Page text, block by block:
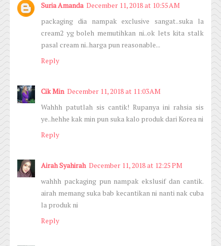
Suria Amanda December 11, 2018 at 10:55 AM
packaging dia nampak exclusive sangat..suka la
cream2 yg boleh memutihkan ni..ok lets kita stalk
pasal cream ni..harga pun reasonable...
Reply
Cik Min December 11, 2018 at 11:03 AM
Wahhh patutlah sis cantik! Rupanya ini rahsia sis
ye..hehhe kak min pun suka kalo produk dari Korea ni
Reply
Airah Syahirah December 11, 2018 at 12:25 PM
wahhh packaging pun nampak ekslusif dan cantik.
airah memang suka bab kecantikan ni nanti nak cuba
la produk ni
Reply